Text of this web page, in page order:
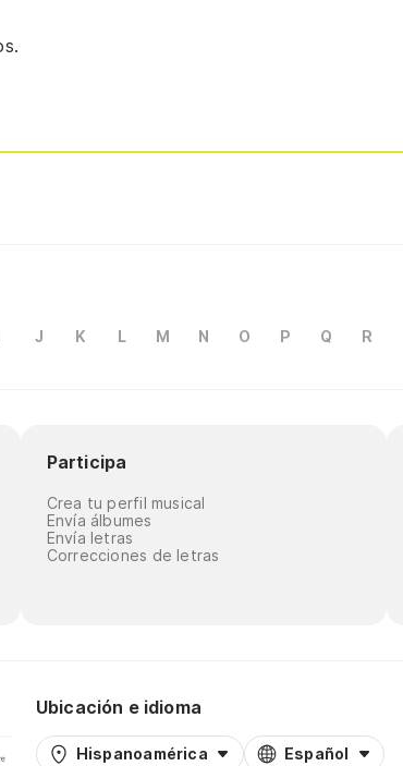
J K L M N O P Q R
Participa
Crea tu perfil musical
Envía álbumes
Envía letras
Correcciones de letras
Ubicación e idioma
Hispanoamérica Español